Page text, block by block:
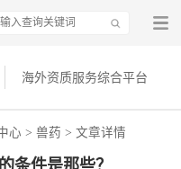
海外资质服务综合平台
心 > 兽药 > 文章详情